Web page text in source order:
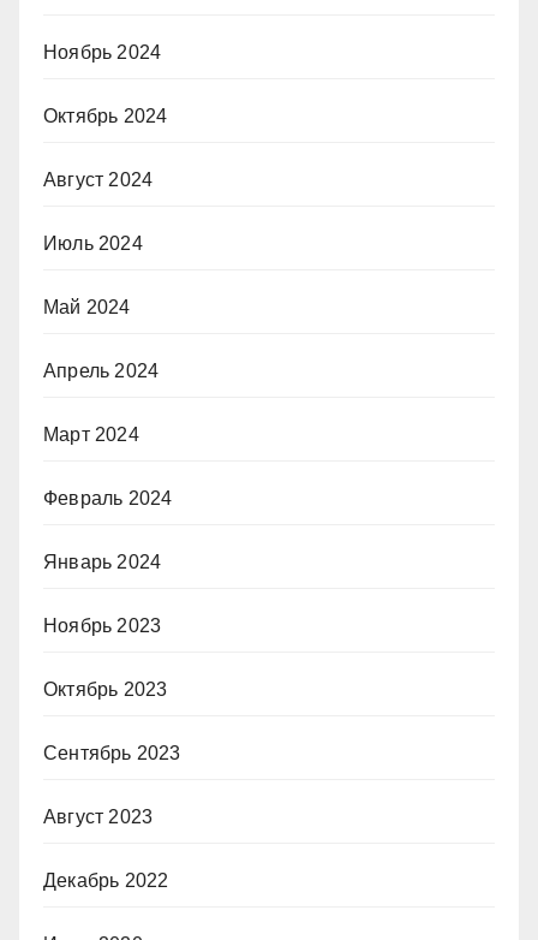
Ноябрь 2024
Октябрь 2024
Август 2024
Июль 2024
Май 2024
Апрель 2024
Март 2024
Февраль 2024
Январь 2024
Ноябрь 2023
Октябрь 2023
Сентябрь 2023
Август 2023
Декабрь 2022